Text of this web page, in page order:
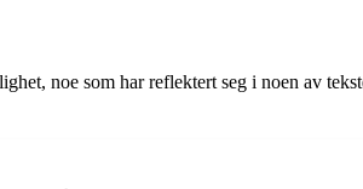
noe som har reflektert seg i noen av